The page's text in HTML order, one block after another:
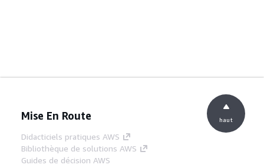
Mise En Route
Didacticiels pratiques AWS
Bibliothèque de solutions AWS
Guides de décision AWS
haut